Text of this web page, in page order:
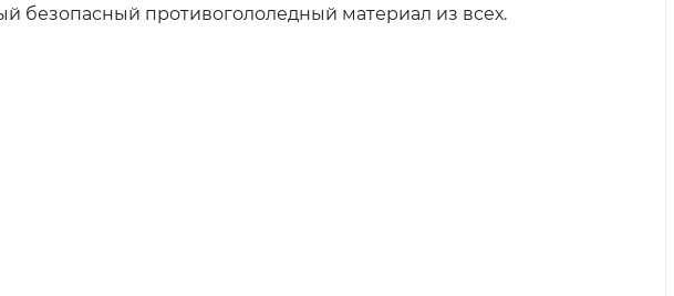
безопасный противогололедный материал из всех.